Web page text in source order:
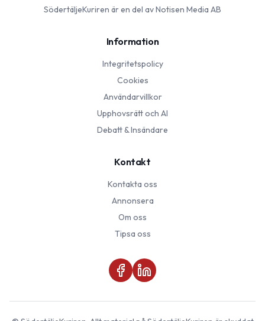
SödertäljeKuriren är en del av Notisen Media AB
Information
Integritetspolicy
Cookies
Användarvillkor
Upphovsrätt och AI
Debatt & Insändare
Kontakt
Kontakta oss
Annonsera
Om oss
Tipsa oss